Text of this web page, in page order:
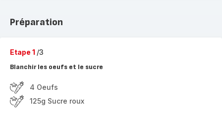
Préparation
Etape 1 /3
Blanchir les oeufs et le sucre
4 Oeufs
125g Sucre roux